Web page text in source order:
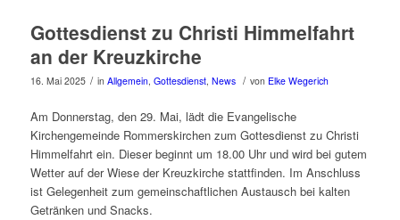
Gottesdienst zu Christi Himmelfahrt
an der Kreuzkirche
16. Mai 2025 / in Allgemein, Gottesdienst, News / von Elke Wegerich
Am Donnerstag, den 29. Mai, lädt die Evangelische
Kirchengemeinde Rommerskirchen zum Gottesdienst zu Christi
Himmelfahrt ein. Dieser beginnt um 18.00 Uhr und wird bei gutem
Wetter auf der Wiese der Kreuzkirche stattfinden. Im Anschluss
ist Gelegenheit zum gemeinschaftlichen Austausch bei kalten
Getränken und Snacks.